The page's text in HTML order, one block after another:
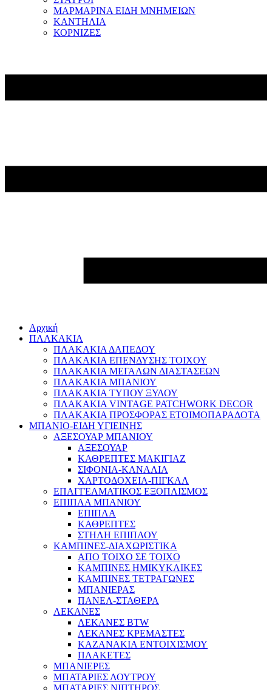
ΜΑΡΜΑΡΙΝΑ ΕΙΔΗ ΜΝΗΜΕΙΩΝ
ΚΑΝΤΗΛΙΑ
ΚΟΡΝΙΖΕΣ
Αρχική
ΠΛΑΚΑΚΙΑ
ΠΛΑΚΑΚΙΑ ΔΑΠΕΔΟΥ
ΠΛΑΚΑΚΙΑ ΕΠΕΝΔΥΣΗΣ ΤΟΙΧΟΥ
ΠΛΑΚΑΚΙΑ ΜΕΓΑΛΩΝ ΔΙΑΣΤΑΣΕΩΝ
ΠΛΑΚΑΚΙΑ ΜΠΑΝΙΟΥ
ΠΛΑΚΑΚΙΑ ΤΥΠΟΥ ΞΥΛΟΥ
ΠΛΑΚΑΚΙΑ VINTAGE PATCHWORK DECOR
ΠΛΑΚΑΚΙΑ ΠΡΟΣΦΟΡΑΣ ΕΤΟΙΜΟΠΑΡΑΔΟΤΑ
ΜΠΑΝΙΟ-ΕΙΔΗ ΥΓΙΕΙΝΗΣ
ΑΞΕΣΟΥΑΡ ΜΠΑΝΙΟΥ
ΑΞΕΣΟΥΑΡ
ΚΑΘΡΕΠΤΕΣ ΜΑΚΙΓΙΑΖ
ΣΙΦΟΝΙΑ-ΚΑΝΑΛΙΑ
ΧΑΡΤΟΔΟΧΕΙΑ-ΠΙΓΚΑΛ
ΕΠΑΓΓΕΛΜΑΤΙΚΟΣ ΕΞΟΠΛΙΣΜΟΣ
ΕΠΙΠΛΑ ΜΠΑΝΙΟΥ
ΕΠΙΠΛΑ
ΚΑΘΡΕΠΤΕΣ
ΣΤΗΛΗ ΕΠΙΠΛΟΥ
ΚΑΜΠΙΝΕΣ-ΔΙΑΧΩΡΙΣΤΙΚΑ
ΑΠΟ ΤΟΙΧΟ ΣΕ ΤΟΙΧΟ
ΚΑΜΠΙΝΕΣ ΗΜΙΚΥΚΛΙΚΕΣ
ΚΑΜΠΙΝΕΣ ΤΕΤΡΑΓΩΝΕΣ
ΜΠΑΝΙΕΡΑΣ
ΠΑΝΕΛ-ΣΤΑΘΕΡΑ
ΛΕΚΑΝΕΣ
ΛΕΚΑΝΕΣ BTW
ΛΕΚΑΝΕΣ ΚΡΕΜΑΣΤΕΣ
ΚΑΖΑΝΑΚΙΑ ΕΝΤΟΙΧΙΣΜΟΥ
ΠΛΑΚΕΤΕΣ
ΜΠΑΝΙΕΡΕΣ
ΜΠΑΤΑΡΙΕΣ ΛΟΥΤΡΟΥ
ΜΠΑΤΑΡΙΕΣ ΝΙΠΤΗΡΟΣ